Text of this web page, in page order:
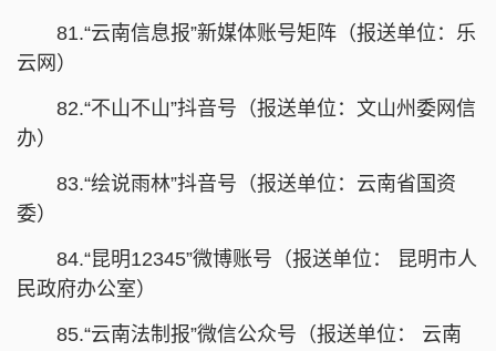
81.“云南信息报”新媒体账号矩阵（报送单位：乐
云网）
82.“不山不山”抖音号（报送单位：文山州委网信
办）
83.“绘说雨林”抖音号（报送单位：云南省国资
委）
84.“昆明12345”微博账号（报送单位： 昆明市人
民政府办公室）
85.“云南法制报”微信公众号（报送单位： 云南